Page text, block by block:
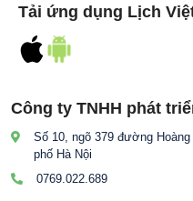
Công ty TNHH phát
Số 10, ngõ 379 đường
phố Hà Nội
0769.022.689
Tải ứng dụng Lịch